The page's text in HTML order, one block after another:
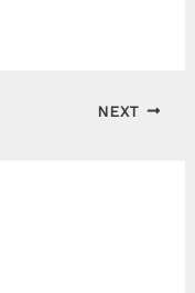
NEXT